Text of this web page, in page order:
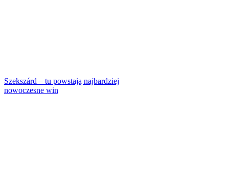
Szekszárd – tu powstają najbardziej
nowoczesne win